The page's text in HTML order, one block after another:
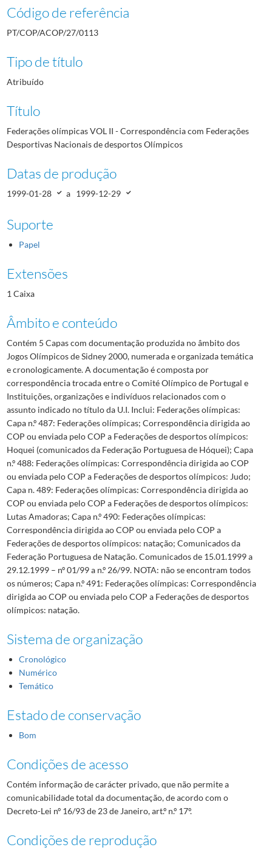
Código de referência
PT/COP/ACOP/27/0113
Tipo de título
Atribuído
Título
Federações olímpicas VOL II - Correspondência com Federações
Desportivas Nacionais de desportos Olímpicos
Datas de produção
1999-01-28 a 1999-12-29
Suporte
Papel
Extensões
1 Caixa
Âmbito e conteúdo
Contém 5 Capas com documentação produzida no âmbito dos
Jogos Olímpicos de Sidney 2000, numerada e organizada temática
e cronologicamente. A documentação é composta por
correspondência trocada entre o Comité Olímpico de Portugal e
Instituições, organizações e indivíduos relacionados com o
assunto indicado no título da U.I. Inclui: Federações olímpicas:
Capa n.º 487: Federações olímpicas; Correspondência dirigida ao
COP ou enviada pelo COP a Federações de desportos olímpicos:
Hoquei (comunicados da Federação Portuguesa de Hóquei); Capa
n.º 488: Federações olímpicas: Correspondência dirigida ao COP
ou enviada pelo COP a Federações de desportos olímpicos: Judo;
Capa n. 489: Federações olímpicas: Correspondência dirigida ao
COP ou enviada pelo COP a Federações de desportos olímpicos:
Lutas Amadoras; Capa n.º 490: Federações olímpicas:
Correspondência dirigida ao COP ou enviada pelo COP a
Federações de desportos olímpicos: natação; Comunicados da
Federação Portuguesa de Natação. Comunicados de 15.01.1999 a
29.12.1999 – nº 01/99 a n.º 26/99. NOTA: não se encontram todos
os números; Capa n.º 491: Federações olímpicas: Correspondência
dirigida ao COP ou enviada pelo COP a Federações de desportos
olímpicos: natação.
Sistema de organização
Cronológico
Numérico
Temático
Estado de conservação
Bom
Condições de acesso
Contém informação de carácter privado, que não permite a
comunicabilidade total da documentação, de acordo com o
Decreto-Lei nº 16/93 de 23 de Janeiro, art.º n.º 17º.
Condições de reprodução